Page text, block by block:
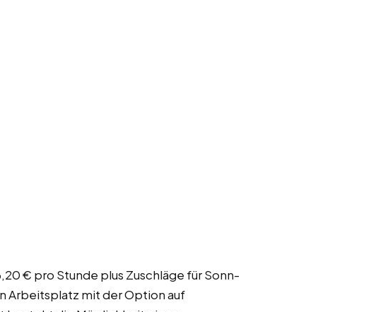
€ pro Stunde plus Zuschläge für Sonn-
Arbeitsplatz mit der Option auf